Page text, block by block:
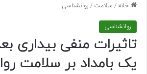
خانه/سلامت/روانشناسی
روانشناسی
تاثیرات منفی بیداری
یک بامداد بر سلامت